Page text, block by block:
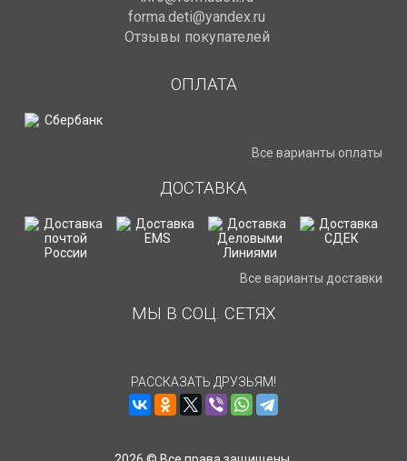
forma.deti@yandex.ru
Отзывы покупателей
ОПЛАТА
Все варианты оплаты
ДОСТАВКА
Все варианты доставки
МЫ В СОЦ. СЕТЯХ
РАССКАЗАТЬ ДРУЗЬЯМ!